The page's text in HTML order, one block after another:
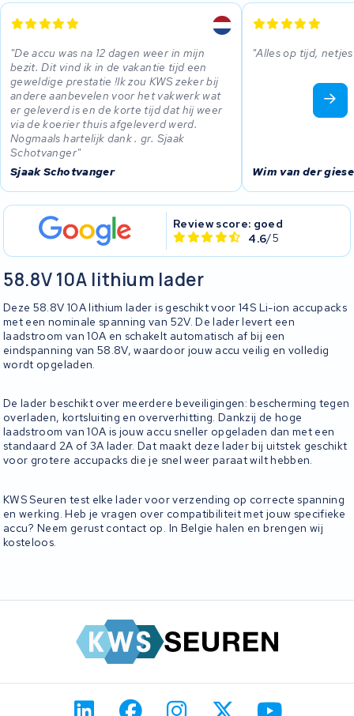
De accu was na 12 dagen weer in mijn
bezit. Dit vind ik in de vakantie tijd een
geweldige prestatie !Ik zou KWS zeker bij
andere aanbevelen voor het vakwerk wat
er geleverd is en de korte tijd dat hij weer
via de koerier thuis afgeleverd werd.
Nogmaals hartelijk dank . gr. Sjaak
Schotvanger
Sjaak Schotvanger
Alles op tijd,
Wim van der
Review score: goed
4.6/5
58.8V 10A lithium lader
Deze 58.8V 10A lithium lader is geschikt voor 14S Li-ion accupacks
met een nominale spanning van 52V. De lader levert een
laadstroom van 10A en schakelt automatisch af bij een
eindspanning van 58.8V, waardoor jouw accu veilig en volledig
wordt opgeladen.
De lader beschikt over meerdere beveiligingen: bescherming tegen
overladen, kortsluiting en oververhitting. Dankzij de hoge
laadstroom van 10A is jouw accu sneller opgeladen dan met een
standaard 2A of 3A lader. Dat maakt deze lader bij uitstek geschikt
voor grotere accupacks die je snel weer paraat wilt hebben.
KWS Seuren test elke lader voor verzending op correcte spanning
en werking. Heb je vragen over compatibiliteit met jouw specifieke
accu? Neem gerust contact op. In Belgie halen en brengen wij
kosteloos.